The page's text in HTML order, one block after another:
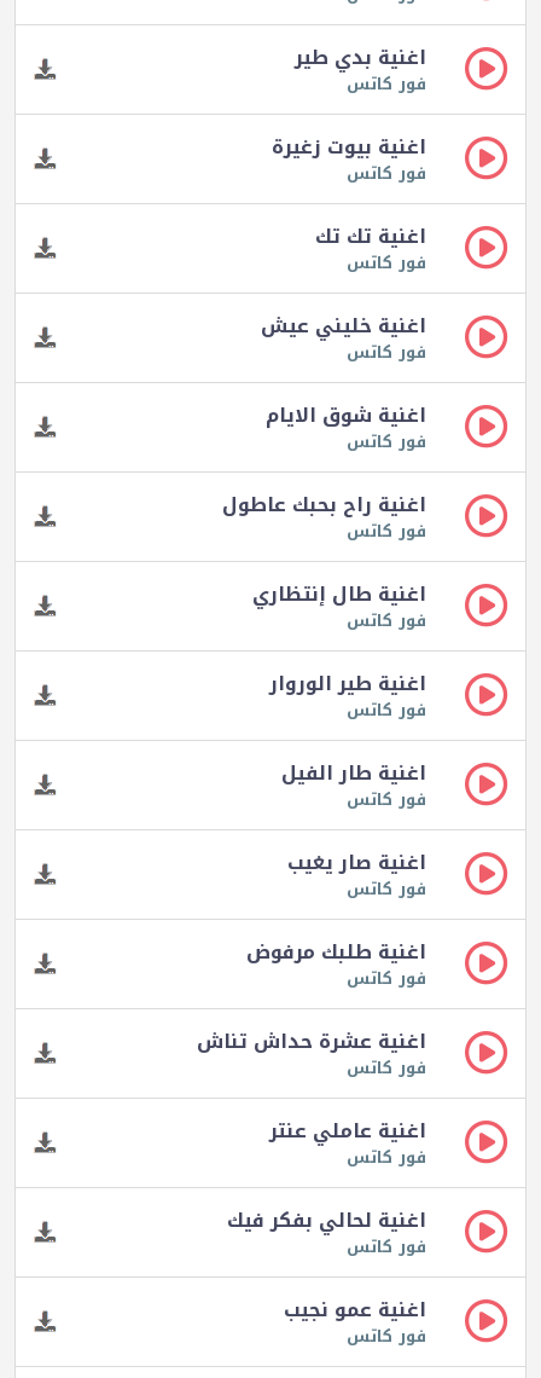
اغنية بدي طير
فور كاتس
اغنية بيوت زغيرة
فور كاتس
اغنية تك تك
فور كاتس
اغنية خليني عيش
فور كاتس
اغنية شوق الايام
فور كاتس
اغنية راح بحبك عاطول
فور كاتس
اغنية طال إنتظاري
فور كاتس
اغنية طير الوروار
فور كاتس
اغنية طار الفيل
فور كاتس
اغنية صار يغيب
فور كاتس
اغنية طلبك مرفوض
فور كاتس
اغنية عشرة حداش تناش
فور كاتس
اغنية عاملي عنتر
فور كاتس
اغنية لحالي بفكر فيك
فور كاتس
اغنية عمو نجيب
فور كاتس